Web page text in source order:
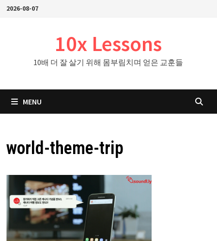
Skip2026-08-07
10x Lessons
10배 더 잘 살기 위해 몸부림치며 얻은 교훈들
MENU
world-theme-trip